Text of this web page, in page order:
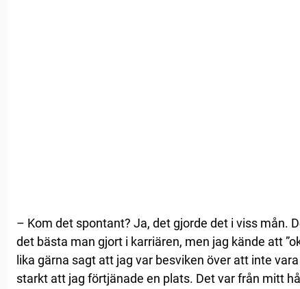
– Kom det spontant? Ja, det gjorde det i viss mån.
det bästa man gjort i karriären, men jag kände att
lika gärna sagt att jag var besviken över att inte
starkt att jag förtjänade en plats. Det var från mitt